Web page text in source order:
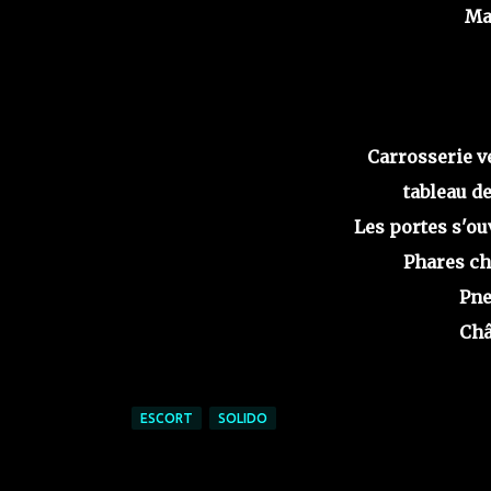
Carrosserie
tableau
Les portes
Phares
ESCORT SOLIDO